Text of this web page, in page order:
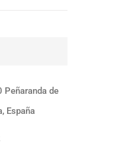
Peñaranda de
España